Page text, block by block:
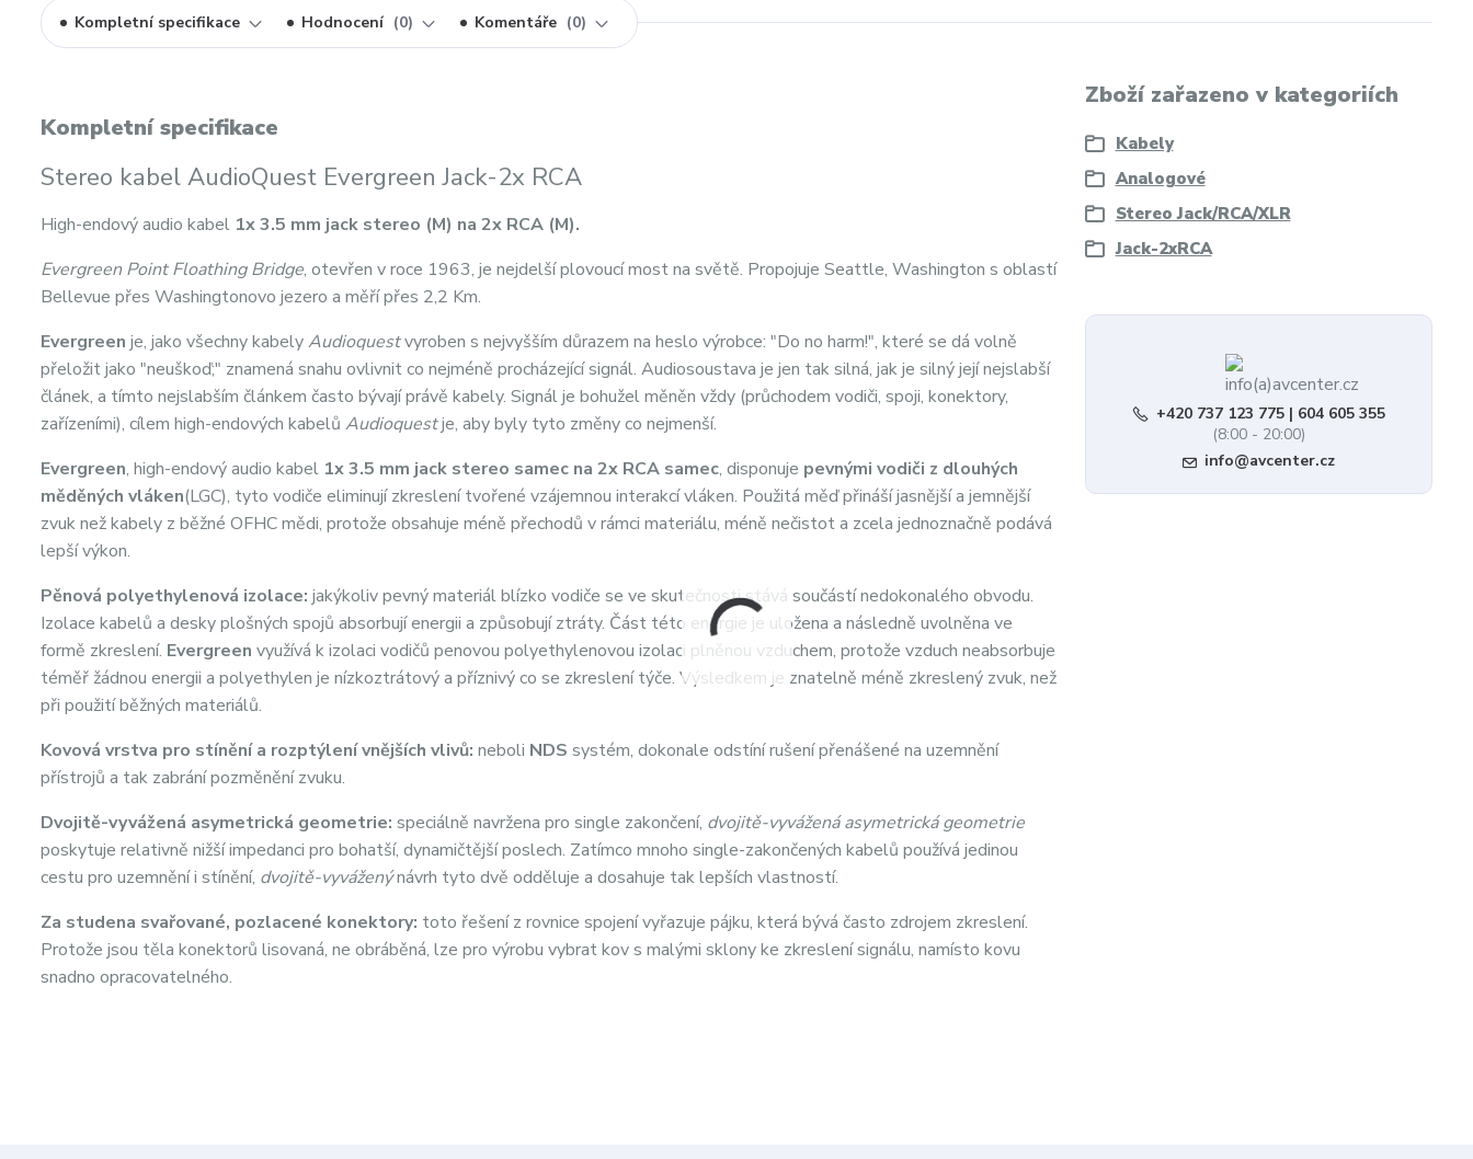
Kompletní specifikace Hodnocení 0 Komentáře 0
Kompletní specifikace
Stereo kabel AudioQuest Evergreen Jack-2x RCA
High-endový audio kabel 1x 3.5 mm jack stereo (M) na 2x RCA (M).
Evergreen Point Floathing Bridge, otevřen v roce 1963, je nejdelší plovoucí most na světě. Propojuje Seattle, Washington s oblastí
Bellevue přes Washingtonovo jezero a měří přes 2,2 Km.
Evergreen je, jako všechny kabelyAudioquestvyroben s nejvyšším důrazem na heslo výrobce: "Do no harm!", které se dá volně
přeložit jako "neuškoď;" znamená snahu ovlivnit co nejméně procházející signál. Audiosoustava je jen tak silná, jak je silný její nejslabší
článek, a tímto nejslabším článkem často bývají právě kabely. Signál je bohužel měněn vždy (průchodem vodiči, spoji, konektory,
zařízeními), cílem high-endových kabelů Audioquestje, aby byly tyto změny co nejmenší.
Evergreen, high-endový audio kabel 1x 3.5 mm jack stereo samec na 2x RCA samec, disponuje pevnými vodiči z dlouhých
měděných vláken(LGC), tyto vodiče eliminují zkreslení tvořené vzájemnou interakcí vláken. Použitá měď přináší jasnější a jemnější
zvuk než kabely z běžné OFHC mědi, protože obsahuje méně přechodů v rámci materiálu, méně nečistot a zcela jednoznačně podává
lepší výkon.
Pěnová polyethylenová izolace: jakýkoliv pevný materiál blízko vodiče se ve skutečnosti stává součástí nedokonalého obvodu.
Izolace kabelů a desky plošných spojů absorbují energii a způsobují ztráty. Část této energie je uložena a následně uvolněna ve
formě zkreslení. Evergreen využívá k izolaci vodičů penovou polyethylenovou izolaci plněnou vzduchem, protože vzduch neabsorbuje
téměř žádnou energii a polyethylen je nízkoztrátový a příznivý co se zkreslení týče. Výsledkem je znatelně méně zkreslený zvuk, než
při použití běžných materiálů.
Kovová vrstva pro stínění a rozptýlení vnějších vlivů: neboli NDS systém, dokonale odstíní rušení přenášené na uzemnění
přístrojů a tak zabrání pozměnění zvuku.
Dvojitě-vyvážená asymetrická geometrie: speciálně navržena pro single zakončení, dvojitě-vyvážená asymetrická geometrie
poskytuje relativně nižší impedanci pro bohatší, dynamičtější poslech. Zatímco mnoho single-zakončených kabelů používá jedinou
cestu pro uzemnění i stínění, dvojitě-vyváženýnávrh tyto dvě odděluje a dosahuje tak lepších vlastností.
Za studena svařované, pozlacené konektory: toto řešení z rovnice spojení vyřazuje pájku, která bývá často zdrojem zkreslení.
Protože jsou těla konektorů lisovaná, ne obráběná, lze pro výrobu vybrat kov s malými sklony ke zkreslení signálu, namísto kovu
snadno opracovatelného.
Zboží zařazeno v kategoriích
Kabely
Analogové
Stereo Jack/RCA/XLR
Jack-2xRCA
+420 737 123 775 | 604 605 355
(8:00 - 20:00)
info@avcenter.cz